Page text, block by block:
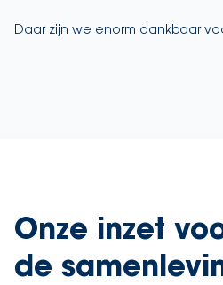
Daar zijn we enorm dankbaar
Onze inzet
de